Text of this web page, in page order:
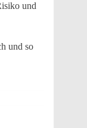
und
und so